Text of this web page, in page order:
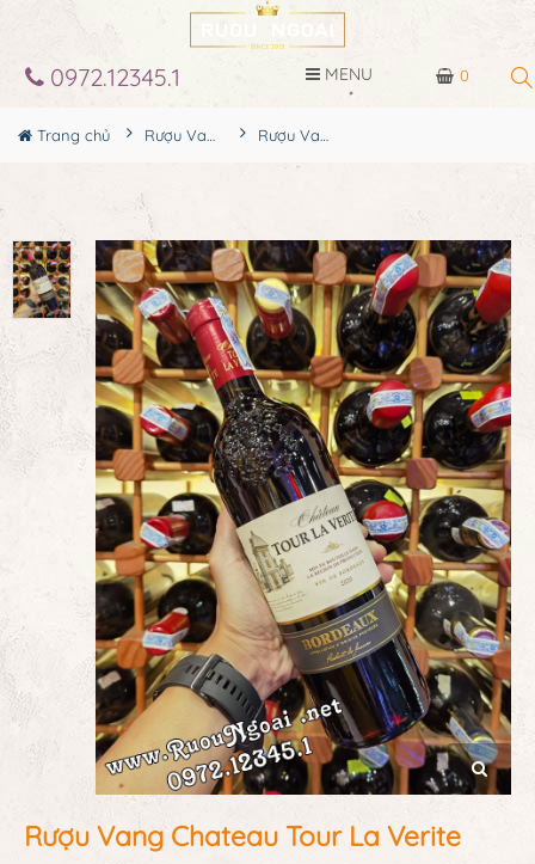
0
0972.12345.1 MENU
Trang chủ Rượu Vang Rượu Vang Chateau Tour La Verite
Rượu Vang Chateau Tour La Verite